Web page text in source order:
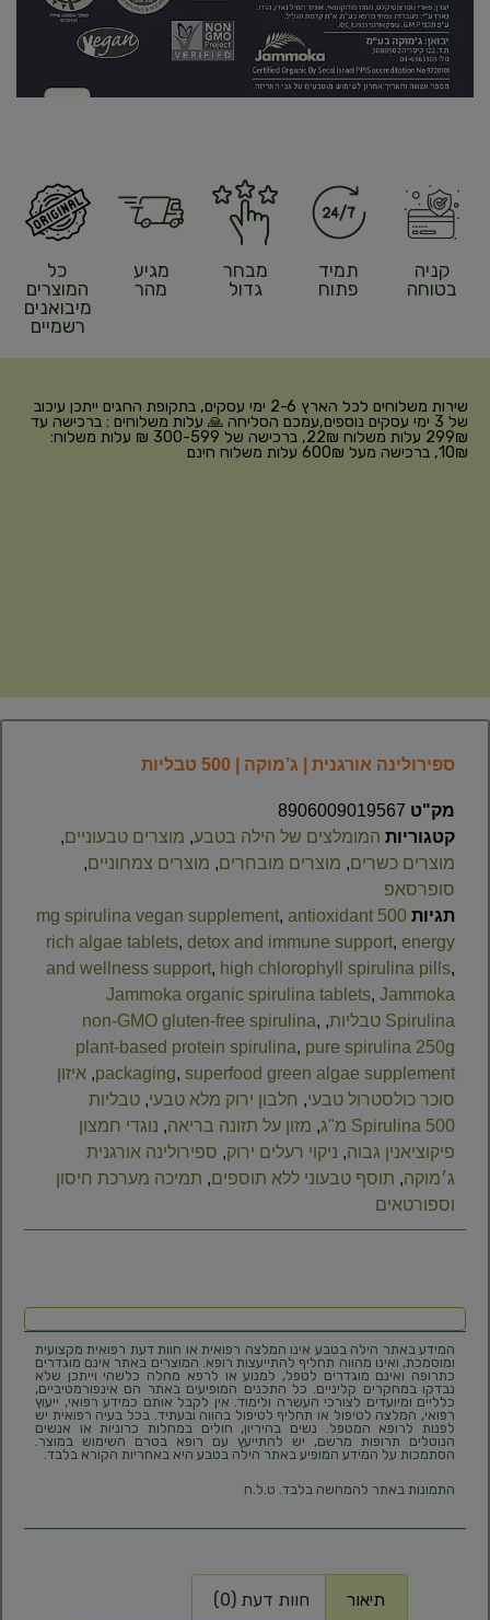
קניה
בטוחה
תמיד
פתוח
מבחר
גדול
מגיע
מהר
כל
המוצרים
מיבואנים
רשמיים
שירות משלוחים לכל הארץ 2-6 ימי עסקים, בתקופת החגים ייתכן עיכוב
של 3 ימי עסקים נוספים,עמכם הסליחה 🙏 עלות משלוחים : ברכישה עד
299₪ עלות משלוח 22₪, ברכישה של 300-599 ₪ עלות משלוח:
10₪, ברכישה מעל 600₪ עלות משלוח חינם
ספירולינה אורגנית | ג’מוקה | 500 טבליות
מק"ט 8906009019567
קטגוריות המומלצים של הילה בטבע, מוצרים טבעוניים,
מוצרים כשרים, מוצרים מובחרים, מוצרים צמחוניים,
סופרסאפ
תגיות 500 mg spirulina vegan supplement
, antioxidant
rich algae tablets, detox and immune support, energy
and wellness support, high chlorophyll spirulina pills,
Jammoka organic spirulina tablets, Jammoka
Spirulina טבליות
,
non-GMO gluten-free spirulina,
plant-based protein spirulina, pure spirulina 250g
packaging, superfood green algae supplement
, איזון
סוכר כולסטרול טבעי, חלבון ירוק מלא טבעי, טבליות
Spirulina 500 מ"ג
, מזון על תזונה בריאה, נוגדי חמצון
פיקוציאנין גבוה, ניקוי רעלים ירוק, ספירולינה אורגנית
ג׳מוקה, תוסף טבעוני ללא תוספים, תמיכה מערכת חיסון
וספורטאים
המידע באתר הילה בטבע אינו המלצה רפואית או חוות דעת רפואית מקצועית
ומוסמכת, ואינו מהווה תחליף להתייעצות רופא. המוצרים באתר אינם מוגדרים
כתרופה ואינם מוגדרים לטפל, למנוע או לרפא מחלה כלשהי וייתכן שלא
נבדקו במחקרים קליניים. כל התכנים המופיעים באתר הם אינפורמטיביים,
כלליים ומיועדים לצורכי העשרה ולימוד. אין לקבל אותם כמידע רפואי, ייעוץ
רפואי, המלצה לטיפול או תחליף לטיפול בהווה ובעתיד. בכל בעיה רפואית יש
לפנות לרופא המטפל. נשים בהיריון, חולים במחלות כרוניות או אנשים
הנוטלים תרופות מרשם, יש להתייעץ עם רופא בטרם השימוש במוצר.
הסתמכות על המידע המופיע באתר הילה בטבע היא באחריות הקורא בלבד.
התמונות באתר להמחשה בלבד. ט.ל.ח
תיאור חוות דעת (0)